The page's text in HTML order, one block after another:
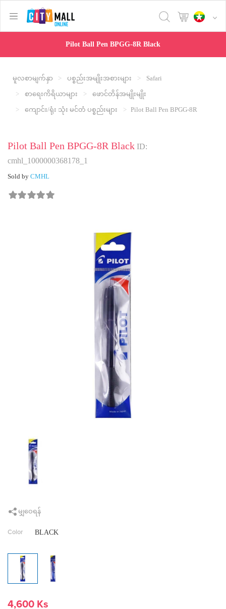
text.skipToContent
text.skipToNavigation
Pilot Ball Pen BPGG-8R Black
မူလစာမျက်နှာ ပစ္စည်းအမျိုးအစားများ
Safari
စာရေးကိရိယာများ
ဖောင်တိန်အမျိုးမျိုး
ကျောင်း/ရုံး သုံး မင်တံ ပစ္စည်းများ
Pilot Ball Pen BPGG-8R
Pilot Ball Pen BPGG-8R BlackID:
cmhl_1000000368178_1
Sold byCMHL
မျှဝေရန်
Color BLACK
4,600 Ks